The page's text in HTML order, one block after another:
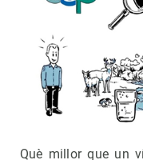
Què millor que un